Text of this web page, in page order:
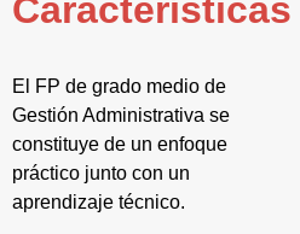
Características
El FP de grado medio de
Gestión Administrativa se
constituye de un enfoque
práctico junto con un
aprendizaje técnico.